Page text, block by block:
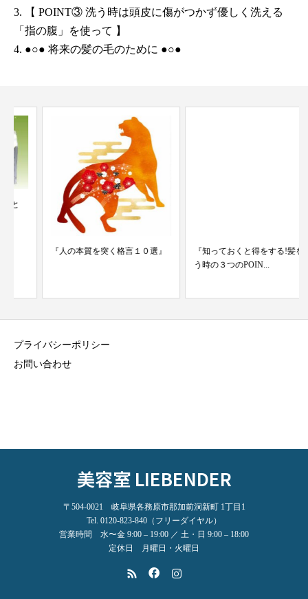
3. 【 POINT③ 洗う時は頭皮に傷がつかず優しく洗える
「指の腹」を使って 】
4. ●○● 将来の髪の毛のために ●○●
『人の本質を突く格言１０選』
『知っておくと得をする!髪を洗
う時の３つのPOIN...
プライバシーポリシー
お問い合わせ
美容室 LIEBENDER
〒504-0021 岐阜県各務原市那加前洞新町 1丁目1
Tel. 0120-823-840（フリーダイヤル）
営業時間 水〜金 9:00 – 19:00 ／ 土・日 9:00 – 18:00
定休日 月曜日・火曜日